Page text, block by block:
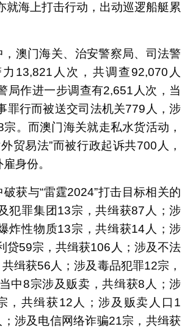
就海上打击行动，出动巡逻船艇累
，澳门海关、治安警察局、司法警
13,821人次，共调查92,070人
局作进一步调查有2,651人次，当
罪行而被送交司法机关779人，涉
。而澳门海关就走私水货活动，
贸易法”而被行政起诉共700人，
身份。
获与“雷霆2024”打击目标相关的
犯罪集团13宗，共缉获87人；涉
炸性物质13宗，共缉获14人；涉
贷59宗，共缉获106人；涉及不法
缉获56人；涉及毒品犯罪12宗，
中8宗涉及贩卖，共缉获8人；涉
，共缉获12人；涉及贩卖人口1
涉及电信网络诈骗21宗，共缉获